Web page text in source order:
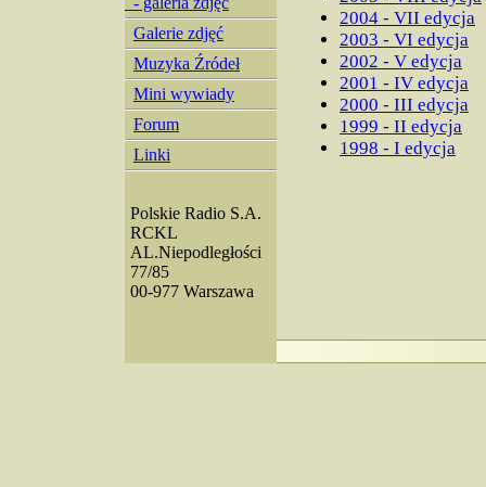
Galerie zdjęć
Muzyka Źródeł
Mini wywiady
Forum
Linki
Polskie Radio S.A.
RCKL
AL.Niepodległości
77/85
00-977 Warszawa
2004 - VII edycja
2003 - VI edycja
2002 - V edycja
2001 - IV edycja
2000 - III edycja
1999 - II edycja
1998 - I edycja